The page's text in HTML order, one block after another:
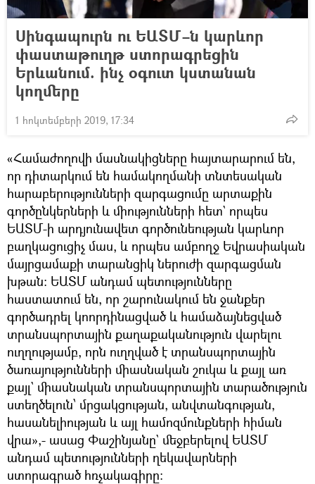
Սինգապուրն ու ԵԱՏՄ–ն կարևոր
փաստաթուղթ ստորագրեցին
Երևանում. ինչ օգուտ կստանան
կողմերը
1 հոկտեմբերի 2019, 17:34
«Համաժողովի մասնակիցները հայտարարում են,
որ դիտարկում են համակողմանի տնտեսական
հարաբերությունների զարգացումը արտաքին
գործընկերների և միությունների հետ` որպես
ԵԱՏՄ-ի արդյունավետ գործունեության կարևոր
բաղկացուցիչ մաս, և որպես ամբողջ Եվրասիական
մայրցամաքի տարանցիկ ներուժի զարգացման
խթան: ԵԱՏՄ անդամ պետությունները
հաստատում են, որ շարունակում են ջանքեր
գործադրել կոորդինացված և համաձայնեցված
տրանսպորտային քաղաքականություն վարելու
ուղղությամբ, որն ուղղված է տրանսպորտային
ծառայությունների միասնական շուկա և քայլ առ
քայլ` միասնական տրանսպորտային տարածություն
ստեղծելուն՝ մրցակցության, անվտանգության,
հասանելիության և այլ համոզմունքների հիման
վրա»,- ասաց Փաշինյանը` մեջբերելով ԵԱՏՄ
անդամ պետությունների ղեկավարների
ստորագրած հռչակագիրը։